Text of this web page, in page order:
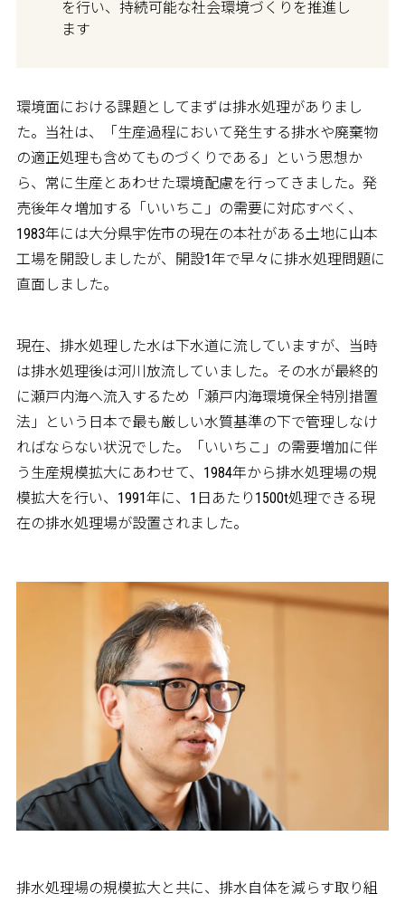
を行い、持続可能な社会環境づくりを推進し
ます
環境面における課題としてまずは排水処理がありまし
た。当社は、「生産過程において発生する排水や廃棄物
の適正処理も含めてものづくりである」という思想か
ら、常に生産とあわせた環境配慮を行ってきました。発
売後年々増加する「いいちこ」の需要に対応すべく、
1983年には大分県宇佐市の現在の本社がある土地に山本
工場を開設しましたが、開設1年で早々に排水処理問題に
直面しました。
現在、排水処理した水は下水道に流していますが、当時
は排水処理後は河川放流していました。その水が最終的
に瀬戸内海へ流入するため「瀬戸内海環境保全特別措置
法」という日本で最も厳しい水質基準の下で管理しなけ
ればならない状況でした。「いいちこ」の需要増加に伴
う生産規模拡大にあわせて、1984年から排水処理場の規
模拡大を行い、1991年に、1日あたり1500t処理できる現
在の排水処理場が設置されました。
排水処理場の規模拡大と共に、排水自体を減らす取り組